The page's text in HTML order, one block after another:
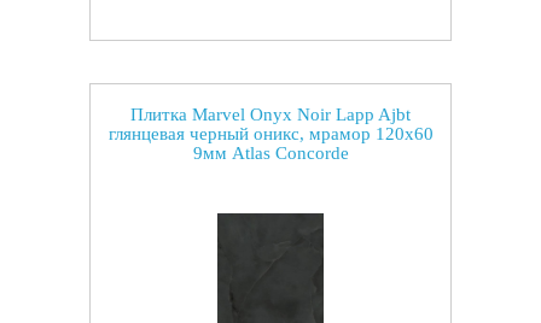
Плитка Marvel Onyx Noir Lapp Ajbt
глянцевая черный оникс, мрамор 120x60
9мм Atlas Concorde